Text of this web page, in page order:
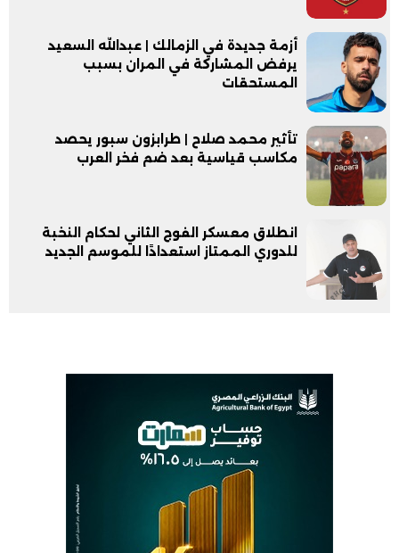
أزمة جديدة في الزمالك | عبدالله السعيد
يرفض المشاركة في المران بسبب
المستحقات
تأثير محمد صلاح | طرابزون سبور يحصد
مكاسب قياسية بعد ضم فخر العرب
انطلاق معسكر الفوج الثاني لحكام النخبة
للدوري الممتاز استعدادًا للموسم الجديد